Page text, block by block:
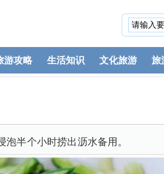
游攻略 生活知识 文化旅游 旅
泡半个小时捞出沥水备用。